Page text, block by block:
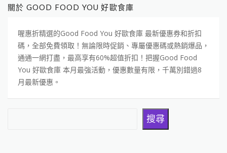
關於 GOOD FOOD YOU 好歐食庫
喔惠折精選的Good Food You 好歐食庫 最新優惠券和折扣
碼，全部免費領取！無論限時促銷、專屬優惠碼或熱銷爆品，
通通一網打盡，最高享有60%超值折扣！把握Good Food
You 好歐食庫 本月最強活動，優惠數量有限，千萬別錯過8
月最新優惠。
搜尋